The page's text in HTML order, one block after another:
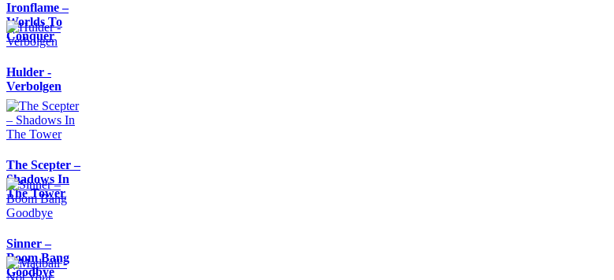
Ironflame –
Worlds To
Conquer
Hulder -
Verbolgen
The Scepter –
Shadows In
The Tower
Sinner –
Boom Bang
Goodbye